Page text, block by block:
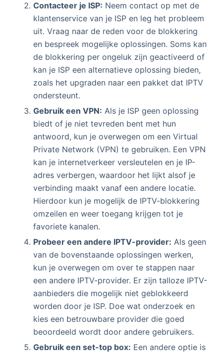
Contacteer je ISP: Neem contact op met de
klantenservice van je ISP en leg het probleem
uit. Vraag naar de reden voor de blokkering
en bespreek mogelijke oplossingen. Soms kan
de blokkering per ongeluk zijn geactiveerd of
kan je ISP een alternatieve oplossing bieden,
zoals het upgraden naar een pakket dat IPTV
ondersteunt.
Gebruik een VPN: Als je ISP geen oplossing
biedt of je niet tevreden bent met hun
antwoord, kun je overwegen om een Virtual
Private Network (VPN) te gebruiken. Een VPN
kan je internetverkeer versleutelen en je IP-
adres verbergen, waardoor het lijkt alsof je
verbinding maakt vanaf een andere locatie.
Hierdoor kun je mogelijk de IPTV-blokkering
omzeilen en weer toegang krijgen tot je
favoriete kanalen.
Probeer een andere IPTV-provider: Als geen
van de bovenstaande oplossingen werken,
kun je overwegen om over te stappen naar
een andere IPTV-provider. Er zijn talloze IPTV-
aanbieders die mogelijk niet geblokkeerd
worden door je ISP. Doe wat onderzoek en
kies een betrouwbare provider die goed
beoordeeld wordt door andere gebruikers.
Gebruik een set-top box: Een andere optie is